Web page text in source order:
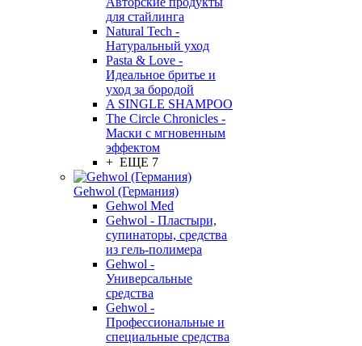
для стайлинга
Natural Tech -
Натуральный уход
Pasta & Love -
Идеальное бритье и
уход за бородой
A SINGLE SHAMPOO
The Circle Chronicles -
Маски с мгновенным
эффектом
+ ЕЩЕ 7
Gehwol (Германия)
Gehwol Med
Gehwol - Пластыри,
супинаторы, средства
из гель-полимера
Gehwol -
Универсальные
средства
Gehwol -
Профессиональные и
специальные средства